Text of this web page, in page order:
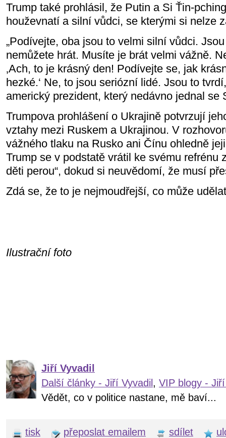
Trump také prohlásil, že Putin a Si Ťin-
houževnatí a silní vůdci, se kterými si nelze
„Podívejte, oba jsou to velmi silní vůdci.
nemůžete hrát. Musíte je brát velmi vážně.
‚Ach, to je krásný den! Podívejte se, jak
hezké.‘ Ne, to jsou seriózní lidé. Jsou to
americký prezident, který nedávno jednal se
Trumpova prohlášení o Ukrajině potvrzují
vztahy mezi Ruskem a Ukrajinou. V
vážného tlaku na Rusko ani Čínu ohledně
Trump se v podstatě vrátil ke svému refrénu
děti perou“, dokud si neuvědomí, že musí
Zdá se, že to je nejmoudřejší, co může
Ilustrační foto
Jiří Vyvadil
Další články - Jiří Vyvadil, VIP blogy -
Vědět, co v politice nastane, mě baví...
tisk přeposlat emailem sdílet